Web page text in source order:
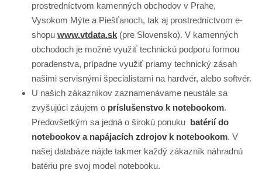
prostredníctvom kamenných obchodov v Prahe,
Vysokom Mýte a Piešťanoch, tak aj prostredníctvom e-
shopuwww.vtdata.sk (pre Slovensko). V kamenných
obchodoch je možné využiť technickú podporu formou
poradenstva, prípadne využiť priamy technický zásah
našimi servisnými špecialistami na hardvér, alebo softvér.
U našich zákazníkov zaznamenávame neustále sa
zvyšujúci záujem o príslušenstvo k notebookom.
Predovšetkým sa jedná o širokú ponuku batérií do
notebookov a napájacích zdrojov k notebookom. V
našej databáze nájde takmer každý zákazník náhradnú
batériu pre svoj model notebooku.